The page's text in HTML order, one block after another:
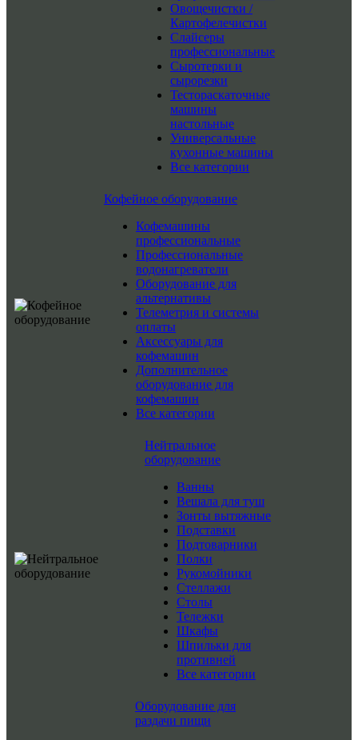
Овощечистки /
Картофелечистки
Слайсеры
профессиональные
Сыротерки и
сырорезки
Тестораскаточные
машины
настольные
Универсальные
кухонные машины
Все категории
Кофейное оборудование
Кофемашины
профессиональные
Профессиональные
водонагреватели
Оборудование для
альтернативы
Телеметрия и системы
оплаты
Аксессуары для
кофемашин
Дополнительное
оборудование для
кофемашин
Все категории
Нейтральное
оборудование
Ванны
Вешала для туш
Зонты вытяжные
Подставки
Подтоварники
Полки
Рукомойники
Стеллажи
Столы
Тележки
Шкафы
Шпильки для
противней
Все категории
Оборудование для
раздачи пищи